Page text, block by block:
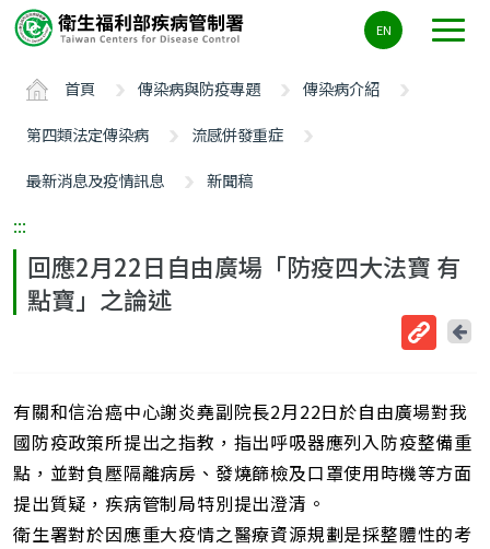
要
ALT+C
EN
首頁 傳染病與防疫專題
傳染病介紹
第四類法定傳染病
流感併發重症
最新消息及疫情訊息
新聞稿
:::
回應2月22日自由廣場「防疫四大法寶 有
點寶」之論述
短
網
址
回
有關和信治癌中心謝炎堯副院長2月22日於自由廣場對我
國防疫政策所提出之指教，指出呼吸器應列入防疫整備重
點，並對負壓隔離病房、發燒篩檢及口罩使用時機等方面
提出質疑，疾病管制局特別提出澄清。
衛生署對於因應重大疫情之醫療資源規劃是採整體性的考